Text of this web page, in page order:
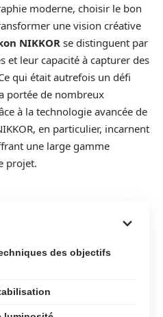
moderne, choisir le bon
une vision créative
NIKKORse distinguent par
et leur capacité à capturer des
qui était autrefois un défi
portée de nombreux
à la technologie avancée de
en particulier, incarnent
une large gamme
projet.
des objectifs